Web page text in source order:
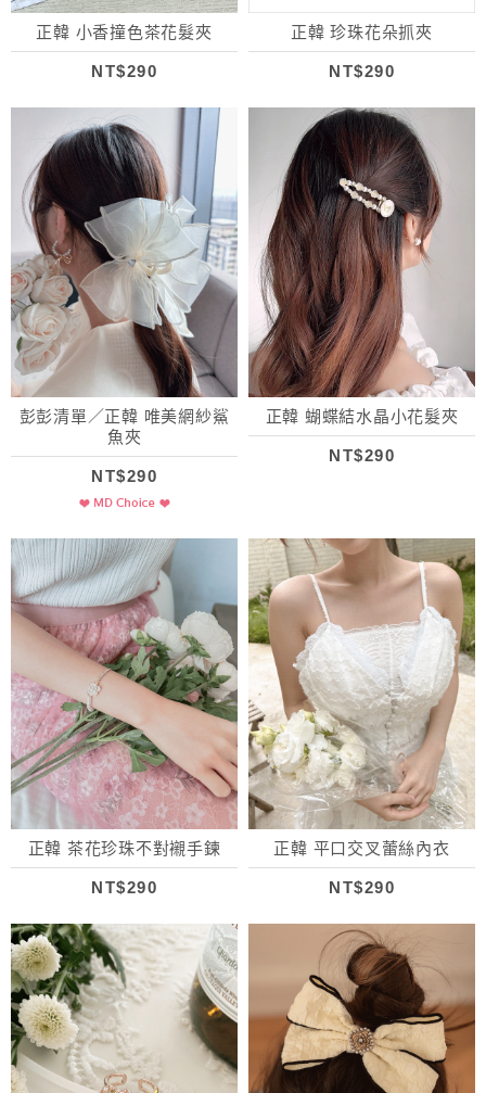
正韓 小香撞色茶花髮夾
NT$290
正韓 珍珠花朵抓夾
NT$290
彭彭清單／正韓 唯美網紗鯊
魚夾
NT$290
正韓 蝴蝶結水晶小花髮夾
NT$290
正韓 茶花珍珠不對襯手鍊
NT$290
正韓 平口交叉蕾絲內衣
NT$290